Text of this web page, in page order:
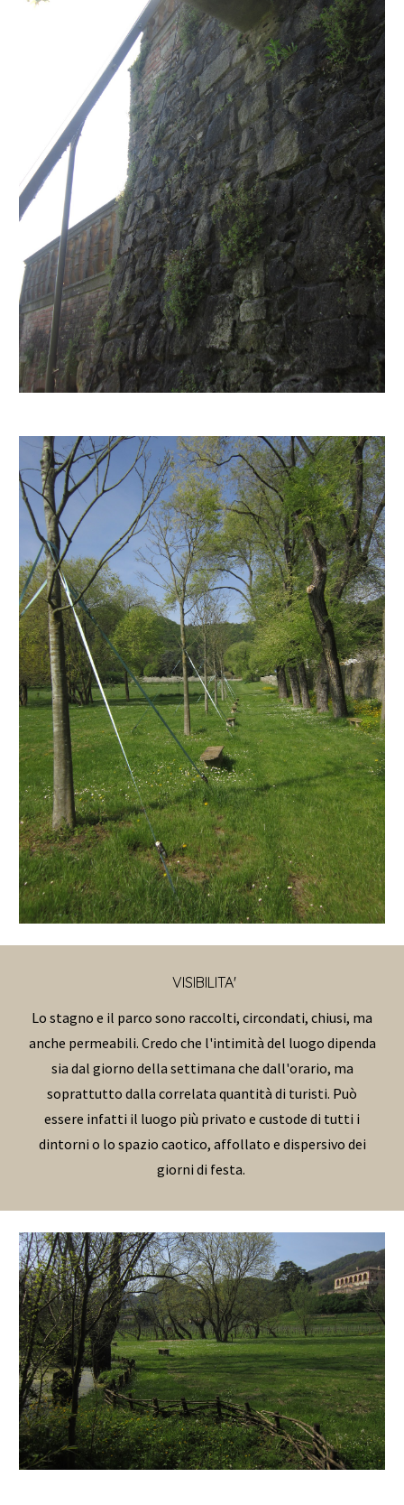
VISIBILITA'
Lo stagno e il parco sono raccolti, circondati, chiusi, ma
anche permeabili. Credo che l'intimità del luogo dipenda
sia dal giorno della settimana che dall'orario, ma
soprattutto dalla correlata quantità di turisti. Può
essere infatti il luogo più privato e custode di tutti i
dintorni o lo spazio caotico, affollato e dispersivo dei
giorni di festa.